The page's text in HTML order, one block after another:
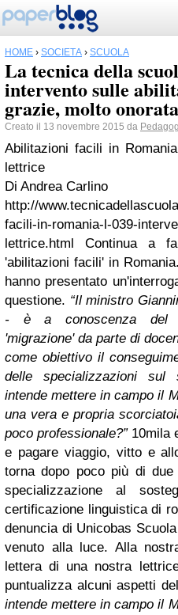
HOME › SOCIETÀ › SCUOLA
La tecnica della
intervento sulle
grazie, molto
Creato il 13 novembre 2015 da
Abilitazioni facili in
lettrice
Di Andrea Carlino
http://
facili-in-romania-l-039-
lettrice.html Continua a
'abilitazioni facili' in Romania.
hanno presentato
questione. “Il ministro
- è a conoscenza del
'migrazione' da parte di
come obiettivo il
delle specializzazioni sul
intende mettere in campo il
una vera e propria
poco professionale?”10mila
e pagare viaggio, vitto e
torna dopo poco più di
specializzazione al
certificazione linguistica di
denuncia di Unicobas
venuto alla luce. Alla
lettera di una nostra
puntualizza alcuni aspetti
intende mettere in campo il